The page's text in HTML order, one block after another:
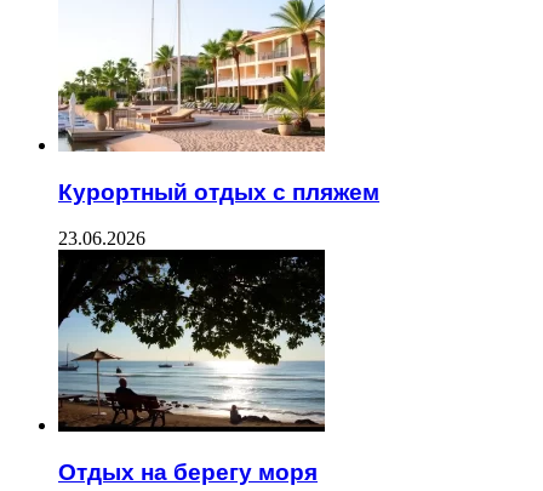
Курортный отдых с пляжем
23.06.2026
Отдых на берегу моря